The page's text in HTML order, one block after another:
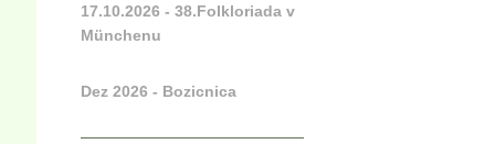
17.10.2026 - 38.Folkloriada v
Münchenu
Dez 2026 - Bozicnica